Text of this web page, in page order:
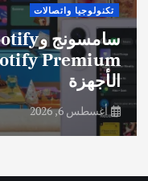
تكنولوجيا واتصالات
الأجهزة
أغسطس 6, 2026